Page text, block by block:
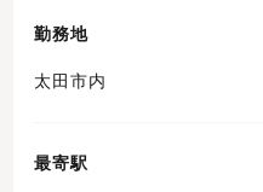
勤務地
太田市内
最寄駅